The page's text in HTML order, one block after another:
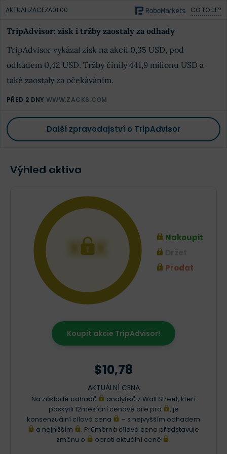
AKTUALIZACEZA01:00 CO TO JE?
TripAdvisor: zisk i tržby zaostaly za odhady
TripAdvisor vykázal zisk na akcii 0,35 USD, pod
odhadem 0,42 USD. Tržby činily 441,9 milionu USD a
také zaostaly za očekáváním.
PŘED 2 DNY WWW.ZACKS.COM
Další zpravodajství o TripAdvisor
Výhled aktiva
XXX
Nakoupit
Prodat
Koupit akcie TripAdvisor!
$10,78
AKTUÁLNÍ CENA
Na základě odhadů
analytiků z Wall Street, kteří
poskytli 12měsíční cenové cíle pro
, je
konsenzuální cílová cena
– s nejvyšším odhadem
a nejnižším
. Průměrná cílová cena představuje
změnu o
oproti aktuální ceně .